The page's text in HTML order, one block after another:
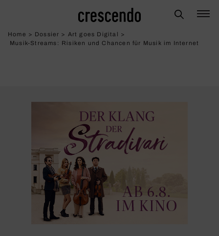
Home > Dossier > Art goes Digital >
Musik-Streams: Risiken und Chancen für Musik im Internet